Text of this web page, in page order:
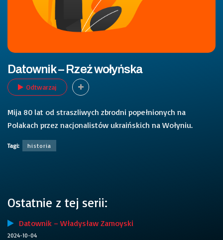
Datownik – Rzeź wołyńska
Odtwarzaj
Mija 80 lat od straszliwych zbrodni popełnionych na
Polakach przez nacjonalistów ukraińskich na Wołyniu.
Tagi: historia
Ostatnie z tej serii:
Datownik – Władysław Zamoyski
2024-10-04